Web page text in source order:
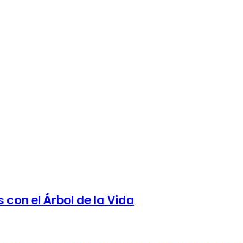
el Árbol de la Vida